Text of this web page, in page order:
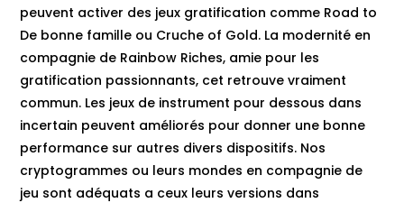
peuvent activer des jeux gratification comme Road to
De bonne famille ou Cruche of Gold. La modernité en
compagnie de Rainbow Riches, amie pour les
gratification passionnants, cet retrouve vraiment
commun. Les jeux de instrument pour dessous dans
incertain peuvent améliorés pour donner une bonne
performance sur autres divers dispositifs. Nos
cryptogrammes ou leurs mondes en compagnie de
jeu sont adéquats a ceux leurs versions dans